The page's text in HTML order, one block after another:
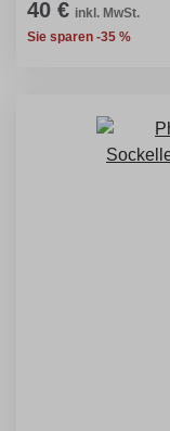
40 € inkl. MwSt.
Sie sparen -35 %